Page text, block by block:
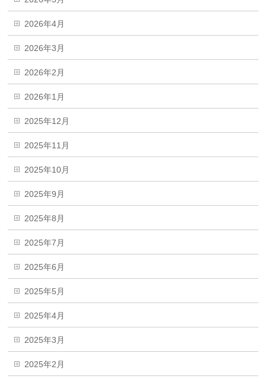
2026年4月
2026年3月
2026年2月
2026年1月
2025年12月
2025年11月
2025年10月
2025年9月
2025年8月
2025年7月
2025年6月
2025年5月
2025年4月
2025年3月
2025年2月